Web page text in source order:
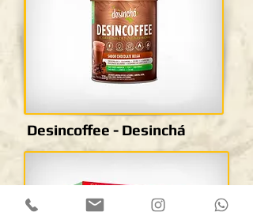
Desincoffee - Desinchá